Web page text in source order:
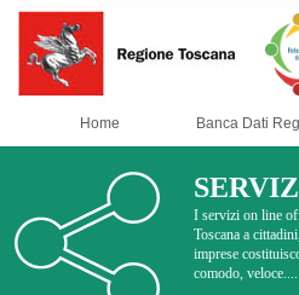
Home Banca Dati
I servizi on line
Toscana a
imprese
comodo, veloce....